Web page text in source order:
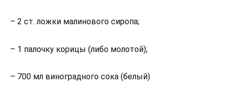
– 2 ст. ложки малинового сиропа;
– 1 палочку корицы (либо молотой);
– 700 мл виноградного сока (белый)